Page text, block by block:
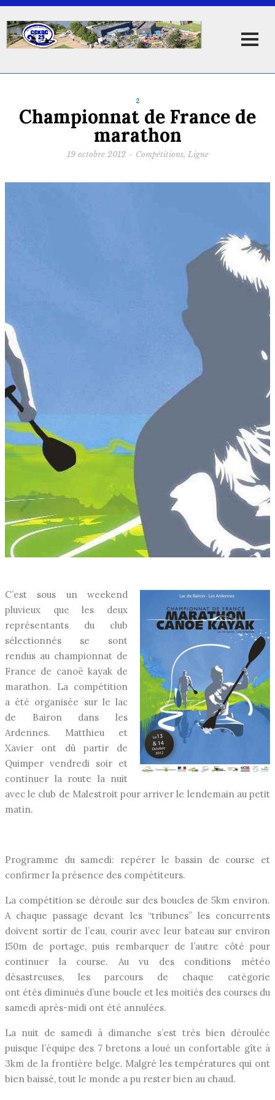
2
Championnat de France de
marathon
19 octobre 2012 - Compétitions, Ligne
C’est sous un weekend
pluvieux que les deux
représentants du club
sélectionnés se sont
rendus au championnat de
France de canoë kayak de
marathon. La compétition
a été organisée sur le lac
de Bairon dans les
Ardennes. Matthieu et
Xavier ont dû partir de
Quimper vendredi soir et
continuer la route la nuit
avec le club de Malestroit pour arriver le lendemain au petit
matin.
Programme du samedi: repérer le bassin de course et
confirmer la présence des compétiteurs.
La compétition se déroule sur des boucles de 5km environ.
A chaque passage devant les “tribunes” les concurrents
doivent sortir de l’eau, courir avec leur bateau sur environ
150m de portage, puis rembarquer de l’autre côté pour
continuer la course. Au vu des conditions météo
désastreuses, les parcours de chaque catégorie
ont étés diminués d’une boucle et les moitiés des courses du
samedi après-midi ont été annulées.
La nuit de samedi à dimanche s’est très bien déroulée
puisque l’équipe des 7 bretons a loué un confortable gîte à
3km de la frontière belge. Malgré les températures qui ont
bien baissé, tout le monde a pu rester bien au chaud.